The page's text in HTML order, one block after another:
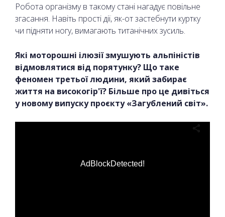
Робота організму в такому стані нагадує повільне
згасання. Навіть прості дії, як-от застебнути куртку
чи підняти ногу, вимагають титанічних зусиль.
Які моторошні ілюзії змушують альпіністів
відмовлятися від порятунку? Що таке
феномен третьої людини, який забирає
життя на високогір'ї? Більше про це дивіться
у новому випуску проєкту «Загублений світ».
AdBlockDetected!